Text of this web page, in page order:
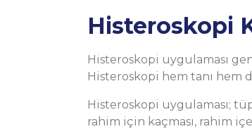
Histeroskopi
Histeroskopi uygulaması
Histeroskopi hem tanı hem
Histeroskopi uygulaması;
rahim için kaçması, rahim